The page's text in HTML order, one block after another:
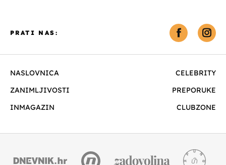
NASLOVNICA
CELEBRITY
ZANIMLJIVOSTI
PREPORUKE
INMAGAZIN
CLUBZONE
PRATI NAS: